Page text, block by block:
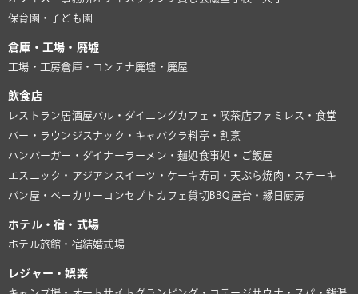
保育園・子ども園
倉庫・工場・廃墟
工場・工房倉庫・コンテナ廃墟・廃屋
飲食店
レストラン居酒屋バル・ダイニングカフェ・喫茶店ファミレス・食堂
バー・ラウンジ スナック・キャバクラ料亭・割烹
ハンバーガー・ダイナーラーメン・麺処食事処・ご飯屋
エスニック・アジアン スイーツ・ケーキ寿司・天ぷら焼肉・ステーキ
パン屋・ベーカリー コンセプトカフェ貸切BBQ 屋台・縁日 厨房
ホテル・宿・式場
ホテル旅館・宿結婚式場
レジャー・娯楽